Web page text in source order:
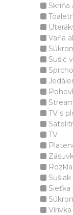
Skriňa
Vaňa
Sušič
TV s
TV
Vírivka